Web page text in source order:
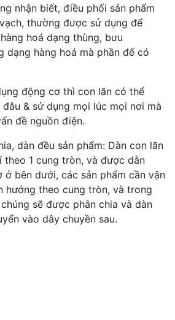
nhận biết, điều phối sản phẩm
thường được sử dụng để
hoá dạng thùng, bưu
dạng hàng hoá mà phần đế có
động cơ thì con lăn có thể
& sử dụng mọi lúc mọi nơi mà
đề nguồn điện.
dàn đều sản phẩm: Dàn con lăn
1 cung tròn, và được dẫn
ở bên dưới, các sản phẩm cần vận
hướng theo cung tròn, và trong
sẽ được phân chia và dàn
vào dây chuyền sau.